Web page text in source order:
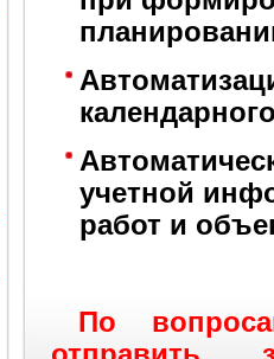
учетной
работ и
По